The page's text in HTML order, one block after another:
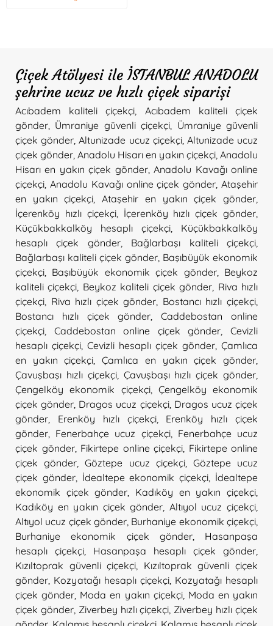
Çiçek Atölyesi ile İSTANBUL ANADOLU
şehrine ucuz ve hızlı çiçek siparişi
Acıbadem kaliteli çiçekçi
Acıbadem kaliteli çiçek
gönder Ümraniye güvenli çiçekçi
Ümraniye güvenli
çiçek gönder ,Altunizade ucuz çiçekçi, Altunizade ucuz
çiçek gönder Anadolu Hisarı en yakın çiçekçi Anadolu
Hisarı en yakın çiçek gönder,Anadolu Kavağı online
çiçekçi Anadolu Kavağı online çiçek gönder ,Ataşehir
en yakın çiçekçi ,Ataşehir en yakın çiçek gönder
İçerenköy hızlı çiçekçi, İçerenköy hızlı çiçek gönder
Küçükbakkalköy hesaplı çiçekçi
Küçükbakkalköy
hesaplı çiçek gönder, Bağlarbaşı kaliteli çiçekçi
Bağlarbaşı kaliteli çiçek gönder Başıbüyük ekonomik
çiçekçi
Başıbüyük ekonomik çiçek gönder, Beykoz
kaliteli çiçekçi Beykoz kaliteli çiçek gönder Riva hızlı
çiçekçi Riva hızlı çiçek gönder Bostancı hızlı çiçekçi
Bostancı hızlı çiçek gönder ,Caddebostan online
çiçekçi
Caddebostan online çiçek gönder ,Cevizli
hesaplı çiçekçi Cevizli hesaplı çiçek gönder Çamlıca
en yakın çiçekçi ,Çamlıca en yakın çiçek gönder
Çavuşbaşı hızlı çiçekçi, Çavuşbaşı hızlı çiçek gönder
Çengelköy ekonomik çiçekçi, Çengelköy ekonomik
çiçek gönder Dragos ucuz çiçekçi, Dragos ucuz çiçek
gönder
Erenköy hızlı çiçekçi, Erenköy hızlı çiçek
gönder
Fenerbahçe ucuz çiçekçi, Fenerbahçe ucuz
çiçek gönder, Fikirtepe online çiçekçi Fikirtepe online
çiçek gönder ,Göztepe ucuz çiçekçi, Göztepe ucuz
çiçek gönder, İdealtepe ekonomik çiçekçi İdealtepe
ekonomik çiçek gönder
Kadıköy en yakın çiçekçi
Kadıköy en yakın çiçek gönder Altıyol ucuz çiçekçi
Altıyol ucuz çiçek gönder Burhaniye ekonomik çiçekçi
Burhaniye ekonomik çiçek gönder, Hasanpaşa
hesaplı çiçekçi
Hasanpaşa hesaplı çiçek gönder
Kızıltoprak güvenli çiçekçi
Kızıltoprak güvenli çiçek
gönder Kozyatağı hesaplı çiçekçi Kozyatağı hesaplı
çiçek gönder Moda en yakın çiçekçi, Moda en yakın
çiçek gönder, Ziverbey hızlı çiçekçi Ziverbey hızlı çiçek